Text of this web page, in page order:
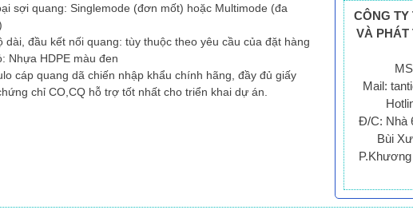
sợi quang: Singlemode (đơn mốt) hoặc Multimode (đa
dài, đầu kết nối quang: tùy thuộc theo yêu cầu của đặt hàng
Nhựa HDPE màu đen
cáp quang dã chiến nhập khẩu chính hãng, đầy đủ giấy
chỉ CO,CQ hỗ trợ tốt nhất cho triển khai dự án.
CÔNG
VÀ PHÁT
Mail:
Đ/C: Nhà
Bùi